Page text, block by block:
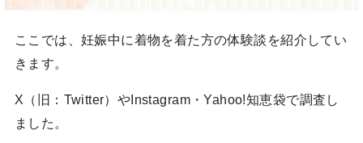
ここでは、妊娠中に着物を着た方の体験談を紹介してい
きます。
X（旧：Twitter）やInstagram・Yahoo!知恵袋で調査し
ました。